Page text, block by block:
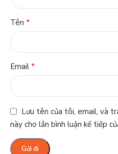
Tên *
Email *
Lưu tên của tôi, email, và
này cho lần bình luận kế tiếp